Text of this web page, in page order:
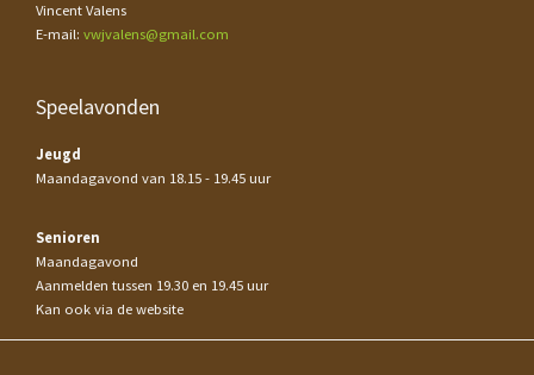
Vincent Valens
E-mail: vwjvalens@gmail.com
Speelavonden
Jeugd
Maandagavond van 18.15 - 19.45 uur
Senioren
Maandagavond
Aanmelden tussen 19.30 en 19.45 uur
Kan ook via de website